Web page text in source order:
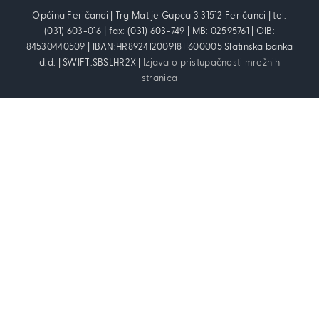
Općina Feričanci | Trg Matije Gupca 3 31512 Feričanci | tel:
(031) 603-016 | fax: (031) 603-749 | MB: 02595761 | OIB:
84530440509 | IBAN:HR8924120091811600005 Slatinska banka
d.d. | SWIFT:SBSLHR2X |
Izjava o pristupačnosti mrežnih
stranica